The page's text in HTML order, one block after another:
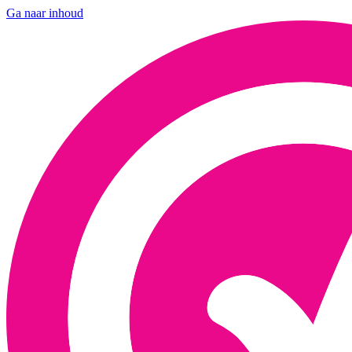
Ga naar inhoud